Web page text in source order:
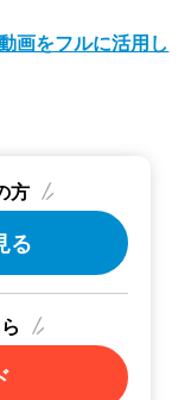
画をフルに活用し
方
る